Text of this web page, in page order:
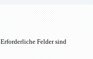
Erforderliche Felder sind